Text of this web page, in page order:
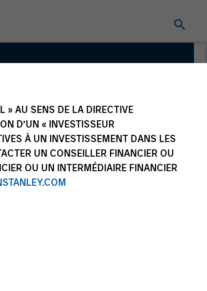
» AU SENS DE LA DIRECTIVE
D’UN « INVESTISSEUR
À UN INVESTISSEMENT DANS LES
UN CONSEILLER FINANCIER OU
OU UN INTERMÉDIAIRE FINANCIER